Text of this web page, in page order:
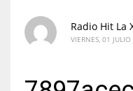
Radio Hit La
VIERNES, 01